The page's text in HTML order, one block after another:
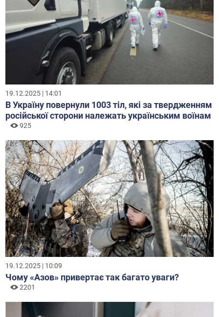
19.12.2025 | 14:01
В Україну повернули 1003 тіл, які за твердженням
російської сторони належать українським воїнам
925
19.12.2025 | 10:09
Чому «Азов» привертає так багато уваги?
2201